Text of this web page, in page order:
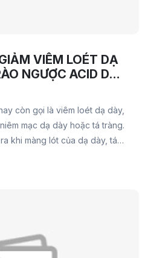
VIÊM LOÉT DẠ
NGƯỢC ACID DẠ
còn gọi là viêm loét dạ dày,
mạc dạ dày hoặc tá tràng.
khi màng lót của dạ dày, tá